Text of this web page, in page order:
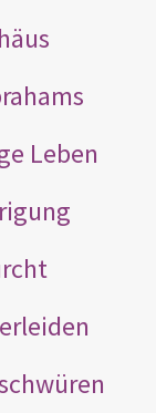
Leben
erleiden